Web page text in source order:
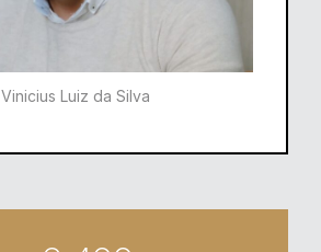
Vinicius Luiz da Silva